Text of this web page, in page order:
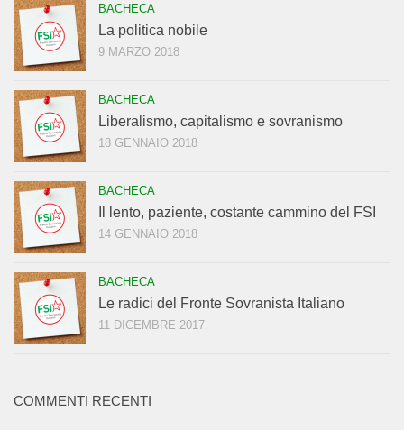
BACHECA
La politica nobile
9 MARZO 2018
BACHECA
Liberalismo, capitalismo e sovranismo
18 GENNAIO 2018
BACHECA
Il lento, paziente, costante cammino del FSI
14 GENNAIO 2018
BACHECA
Le radici del Fronte Sovranista Italiano
11 DICEMBRE 2017
COMMENTI RECENTI